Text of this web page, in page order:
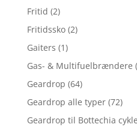
Fritid (2)
Fritidssko (2)
Gaiters (1)
Gas- & Multifuelbrændere
Geardrop (64)
Geardrop alle typer (72)
Geardrop til Bottechia